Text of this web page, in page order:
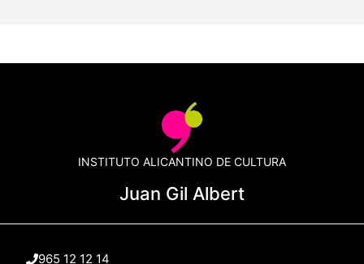
INSTITUTO ALICANTINO DE CULTURA
Juan Gil Albert
965 12 12 14